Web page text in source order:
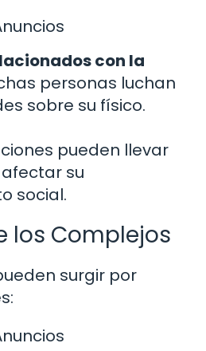
con la
personas luchan
sobre su físico.
pueden llevar
su
social.
los Complejos
surgir por